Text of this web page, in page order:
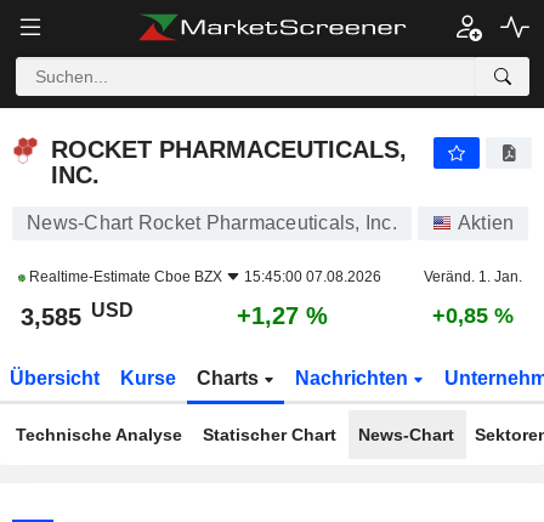
ROCKET PHARMACEUTICALS,
INC.
News-Chart Rocket Pharmaceuticals, Inc. Aktien
Realtime-Estimate Cboe BZX 15:45:00 07.08.2026 Veränd. 1. Jan.
3,585 USD +1,27 % +0,85 %
Übersicht Kurse Charts Nachrichten
Technische Analyse Statischer Chart News-Chart